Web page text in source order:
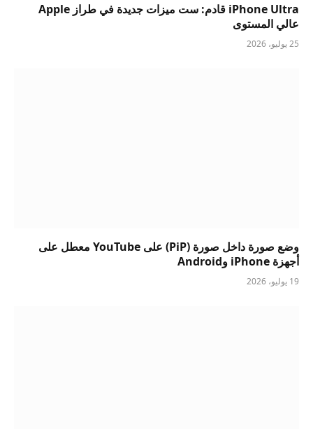
iPhone Ultra قادم: ست ميزات جديدة في طراز Apple
عالي المستوى
25 يوليو، 2026
وضع صورة داخل صورة (PiP) على YouTube معطل على
أجهزة iPhone وAndroid
19 يوليو، 2026